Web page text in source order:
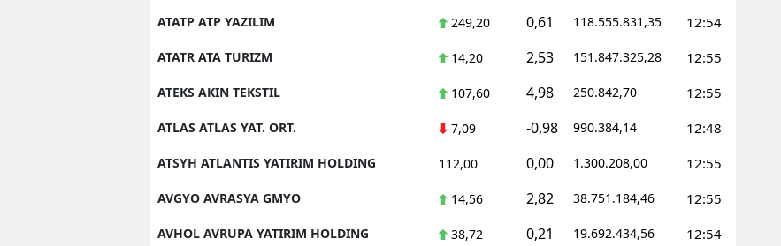
ATATP ATP YAZILIM 249,20 0,61 118.555.831,35 12:54
ATATR ATA TURIZM 14,20 2,53 151.847.325,28 12:55
ATEKS AKIN TEKSTIL 107,60 4,98 250.842,70 12:55
ATLAS ATLAS YAT. ORT. 7,09 -0,98 990.384,14 12:48
ATSYH ATLANTIS YATIRIM HOLDING 112,00 0,00 1.300.208,00 12:55
AVGYO AVRASYA GMYO 14,56 2,82 38.751.184,46 12:55
AVHOL AVRUPA YATIRIM HOLDING 38,72 0,21 19.692.434,56 12:54